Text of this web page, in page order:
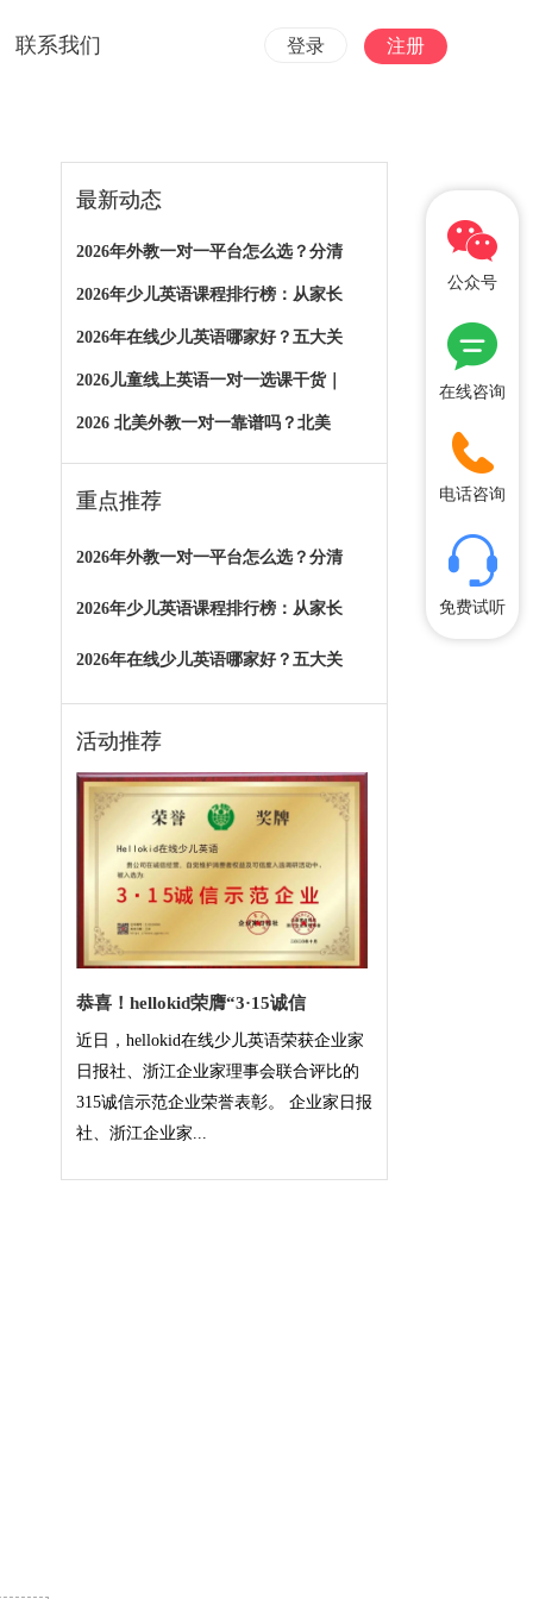
联系我们 登录 注册
最新动态
2026年外教一对一平台怎么选？分清
2026年少儿英语课程排行榜：从家长
2026年在线少儿英语哪家好？五大关
2026儿童线上英语一对一选课干货｜
2026 北美外教一对一靠谱吗？北美
重点推荐
2026年外教一对一平台怎么选？分清
2026年少儿英语课程排行榜：从家长
2026年在线少儿英语哪家好？五大关
活动推荐
恭喜！hellokid荣膺“3·15诚信
近日，hellokid在线少儿英语荣获企业家
日报社、浙江企业家理事会联合评比的
315诚信示范企业荣誉表彰。 企业家日报
社、浙江企业家...
公众号
在线咨询
电话咨询
免费试听